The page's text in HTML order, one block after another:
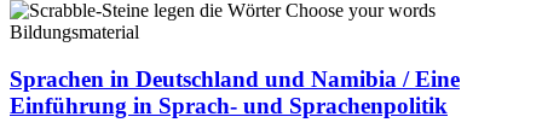
Bildungsmaterial
Sprachen in Deutschland und Namibia / Eine
Einführung in Sprach- und Sprachenpolitik